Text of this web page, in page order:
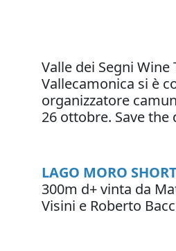
Valle dei Segni
Vallecamonica si è
organizzatore
26 ottobre. Save the
LAGO MORO
300m d+ vinta da
Visini e Roberto